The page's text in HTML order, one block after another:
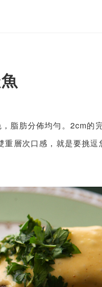
脂肪分佈均勻。2cm的
層次口感，就是要挑逗